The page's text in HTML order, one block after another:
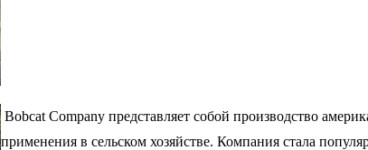
Bobcat Company представляет собой производство
применения в сельском хозяйстве. Компания стала